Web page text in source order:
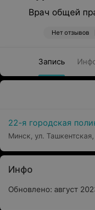
Врач общей
Нет отзывов
Запись
22-я городская
Минск, ул.
Инфо
Обновлено: август